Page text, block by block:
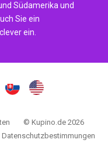
Südamerika und
Sie ein
ein.
© Kupino.de 2026
Datenschutzbestimmungen